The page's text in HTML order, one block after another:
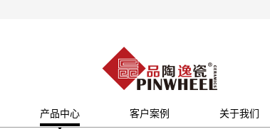
产品中心 客户案例 关于我们